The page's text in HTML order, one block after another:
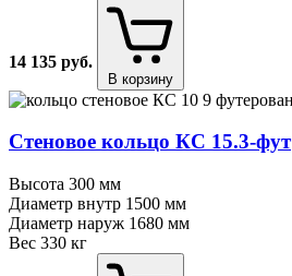
14 135 руб.
В корзину
Стеновое кольцо КС 15.3⁠-⁠фут
Высота 300 мм
Диаметр внутр 1500 мм
Диаметр наруж 1680 мм
Вес 330 кг